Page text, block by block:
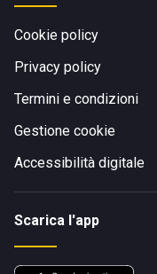
Cookie policy
Privacy policy
Termini e condizioni
Gestione cookie
Accessibilità digitale
Scarica l'app